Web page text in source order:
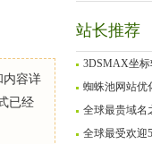
内容详
已经
站长推荐
3DSMAX坐标
蜘蛛池网站优
全球最贵域名
全球最受欢迎